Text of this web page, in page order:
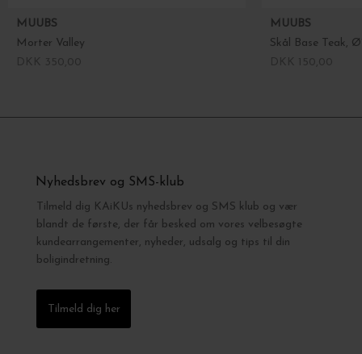
MUUBS
Morter Valley
MUUBS
Skål Base Teak,
Nyhedsbrev og SMS-klub
Tilmeld dig KAiKUs nyhedsbrev og SMS klub og vær
blandt de første, der får besked om vores velbesøgte
kundearrangementer, nyheder, udsalg og tips til din
boligindretning.
Tilmeld dig her